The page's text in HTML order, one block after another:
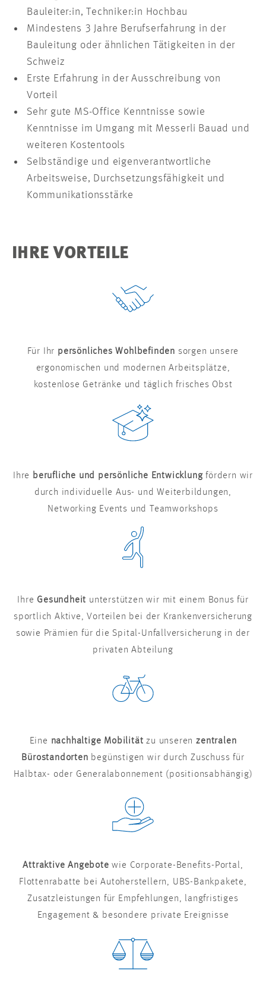
Bauleiter:in, Techniker:in Hochbau
Mindestens 3 Jahre Berufserfahrung in der
Bauleitung oder ähnlichen Tätigkeiten in der
Schweiz
Erste Erfahrung in der Ausschreibung von
Vorteil
Sehr gute MS-Office Kenntnisse sowie
Kenntnisse im Umgang mit Messerli Bauad und
weiteren Kostentools
Selbständige und eigenverantwortliche
Arbeitsweise, Durchsetzungsfähigkeit und
Kommunikationsstärke
IHRE VORTEILE
Für Ihr persönliches Wohlbefinden sorgen unsere
ergonomischen und modernen Arbeitsplätze,
kostenlose Getränke und täglich frisches Obst
Ihre berufliche und persönliche Entwicklungfördern wir
durch individuelle Aus- und Weiterbildungen,
Networking Events und Teamworkshops
Ihre Gesundheit unterstützen wir mit einem Bonus für
sportlich Aktive, Vorteilen bei der Krankenversicherung
sowie Prämien für die Spital-Unfallversicherung in der
privaten Abteilung
Eine nachhaltige Mobilitätzu unserenzentralen
Bürostandorten begünstigen wir durch Zuschuss für
Halbtax- oder Generalabonnement (positionsabhängig)
Attraktive Angebote wie Corporate-Benefits-Portal,
Flottenrabatte bei Autoherstellern, UBS-Bankpakete,
Zusatzleistungen für Empfehlungen, langfristiges
Engagement & besondere private Ereignisse